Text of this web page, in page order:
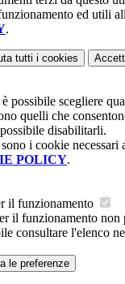
ed utili
.
tutti i cookies
possibile scegliere
quelli che
disabilitarli.
i cookie necessari
POLICY.
il funzionamento
il funzionamento non
consultare l'elenco
le preferenze